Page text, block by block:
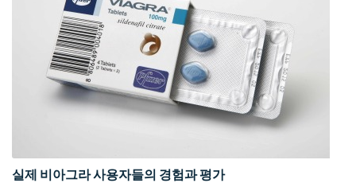
실제 비아그라 사용자들의 경험과 평가